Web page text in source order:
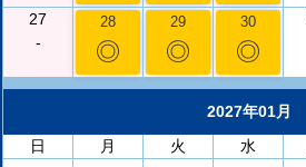
27
-
28
◎
29
◎
30
◎
2027年01月
日
月 火 水